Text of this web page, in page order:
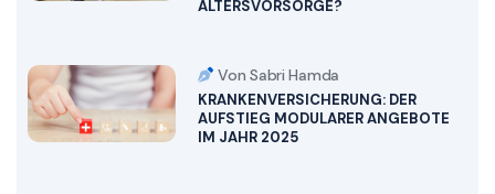
ALTERSVORSORGE?
Von Sabri Hamda
KRANKENVERSICHERUNG: DER
AUFSTIEG MODULARER ANGEBOTE
IM JAHR 2025